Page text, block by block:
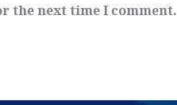
the next time I comment.